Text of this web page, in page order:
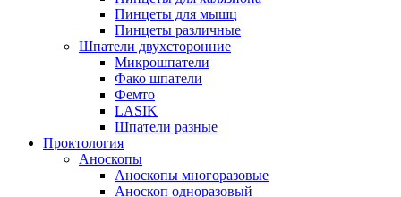
Пинцеты для мышц
Пинцеты различные
Шпатели двухсторонние
Микрошпатели
Фако шпатели
Фемто
LASIK
Шпатели разные
Проктология
Аноскопы
Аноскопы многоразовые
Аноскоп одноразовый